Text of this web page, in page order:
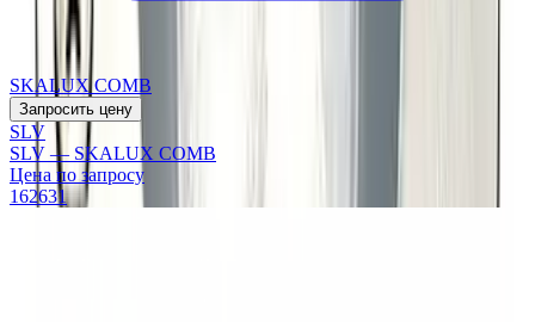
SKALUX COMB
Запросить цену
SLV
SLV — SKALUX COMB
Цена по запросу
162631